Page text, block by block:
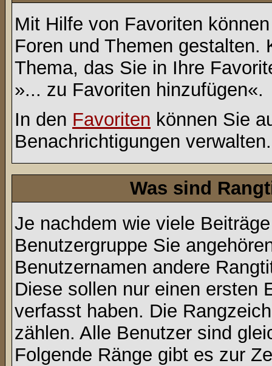
Mit Hilfe von Favoriten
Foren und Themen gestalten.
Thema, das Sie in Ihre
»... zu Favoriten hinzufügen«.
In den Favoriten können Sie
Benachrichtigungen verwalten.
Was sind
Je nachdem wie viele
Benutzergruppe Sie
Benutzernamen andere
Diese sollen nur einen ersten
verfasst haben. Die
zählen. Alle Benutzer sind
Folgende Ränge gibt es zur